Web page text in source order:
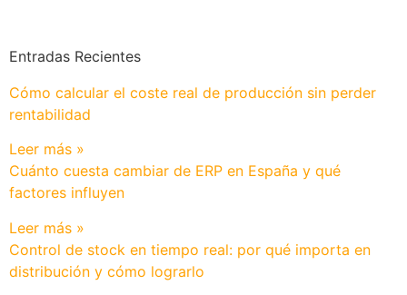
Entradas Recientes
Cómo calcular el coste real de producción sin perder
rentabilidad
Leer más »
Cuánto cuesta cambiar de ERP en España y qué
factores influyen
Leer más »
Control de stock en tiempo real: por qué importa en
distribución y cómo lograrlo